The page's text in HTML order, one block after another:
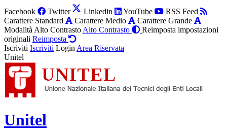
Facebook Twitter Linkedin YouTube
RSS Feed
Carattere Standard
Carattere Medio
Carattere Grande
Modalità Alto Contrasto Alto Contrasto
Reimposta impostazioni
originali Reimposta
Iscriviti Iscriviti Login Area Riservata
Unitel
Unitel